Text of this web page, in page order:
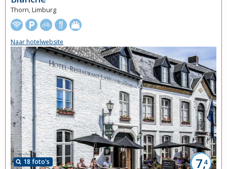
18 foto's 7,4
Thorn, Limburg
Naar hotelwebsite